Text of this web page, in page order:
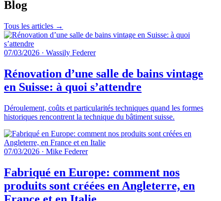
Blog
Tous les articles →
07/03/2026 · Wassily Federer
Rénovation d’une salle de bains vintage
en Suisse: à quoi s’attendre
Déroulement, coûts et particularités techniques quand les formes
historiques rencontrent la technique du bâtiment suisse.
07/03/2026 · Mike Federer
Fabriqué en Europe: comment nos
produits sont créées en Angleterre, en